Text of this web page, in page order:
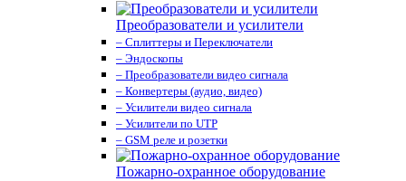
Преобразователи и усилители
– Сплиттеры и Переключатели
– Эндоскопы
– Преобразователи видео сигнала
– Конвертеры (аудио, видео)
– Усилители видео сигнала
– Усилители по UTP
– GSM реле и розетки
Пожарно-охранное оборудование